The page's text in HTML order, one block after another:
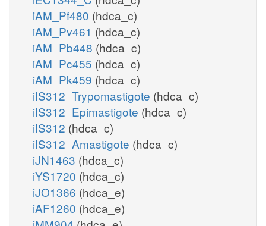
iAM_Pf480 (hdca_c)
iAM_Pv461 (hdca_c)
iAM_Pb448 (hdca_c)
iAM_Pc455 (hdca_c)
iAM_Pk459 (hdca_c)
iIS312_Trypomastigote (hdca_c)
iIS312_Epimastigote (hdca_c)
iIS312 (hdca_c)
iIS312_Amastigote (hdca_c)
iJN1463 (hdca_c)
iYS1720 (hdca_c)
iJO1366 (hdca_e)
iAF1260 (hdca_e)